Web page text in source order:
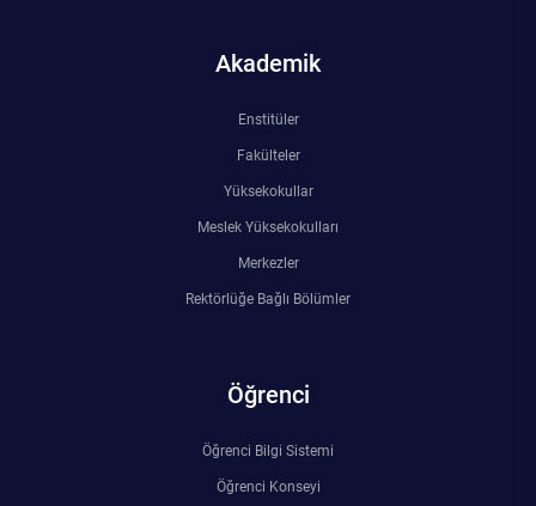
Akademik
Enstitüler
Fakülteler
Yüksekokullar
Meslek Yüksekokulları
Merkezler
Rektörlüğe Bağlı Bölümler
Öğrenci
Öğrenci Bilgi Sistemi
Öğrenci Konseyi